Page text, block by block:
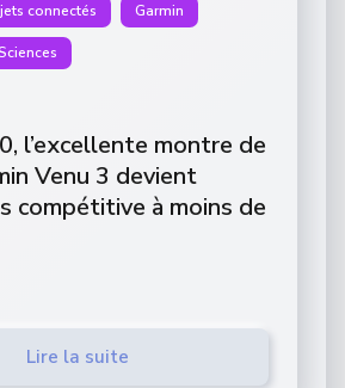
connectés Garmin
l’excellente montre de
Venu 3 devient
compétitive à moins de
Lire la suite